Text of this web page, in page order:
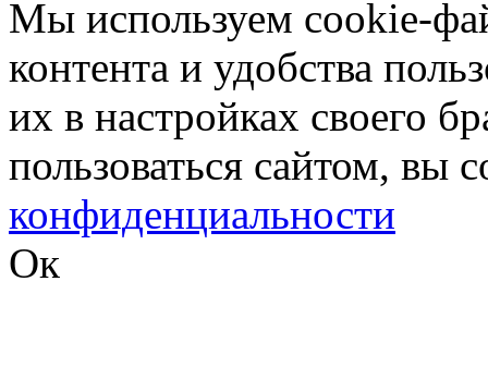
Мы используем cookie-
контента и удобства
их в настройках своего
пользоваться сайтом, вы
конфиденциальности
Ок